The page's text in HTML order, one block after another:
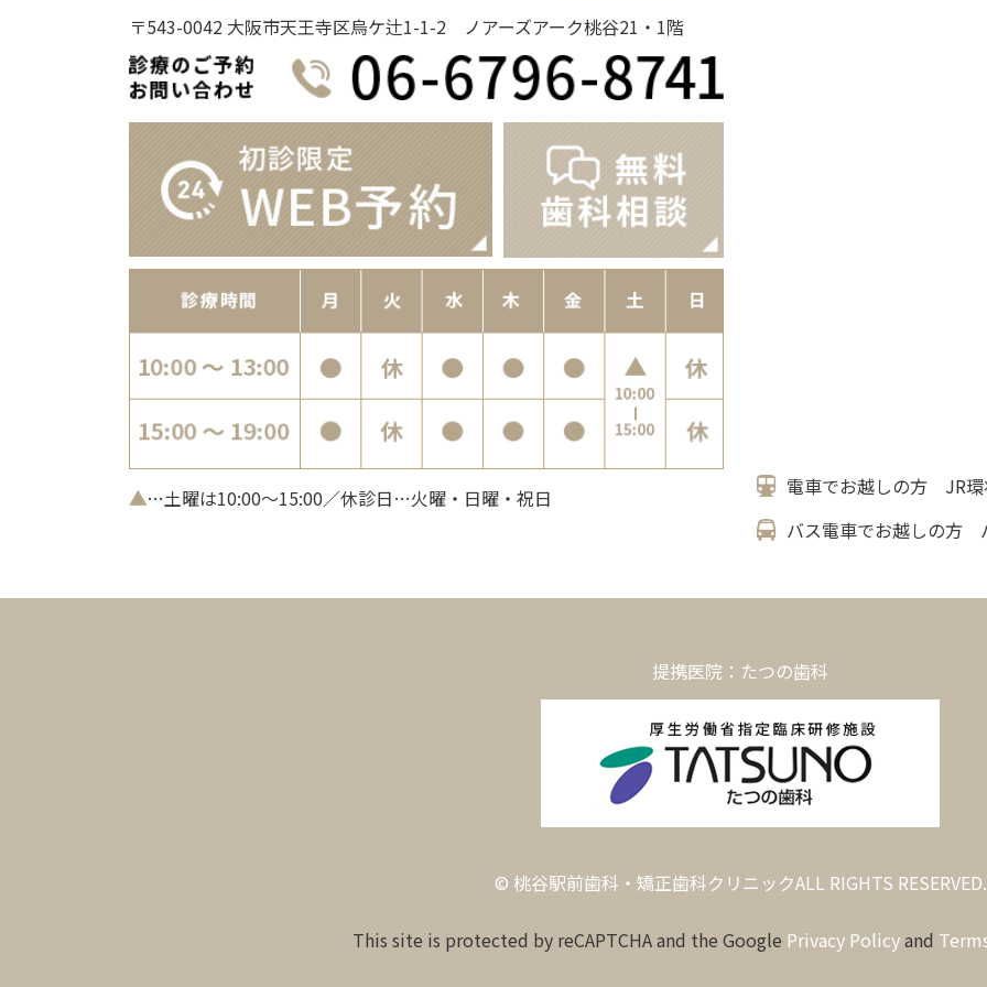
〒543-0042 大阪市天王寺区烏ケ辻1-1-2 ノアーズアーク桃谷21・1階
▲…土曜は10:00～15:00／休診日…火曜・日曜・祝日
電車でお越しの方 JR環
バス電車でお越しの方
提携医院：たつの歯科
© 桃谷駅前歯科・矯正歯科クリニックALL RIGHTS RESERVED.
This site is protected by reCAPTCHA and the Google Privacy Policyand